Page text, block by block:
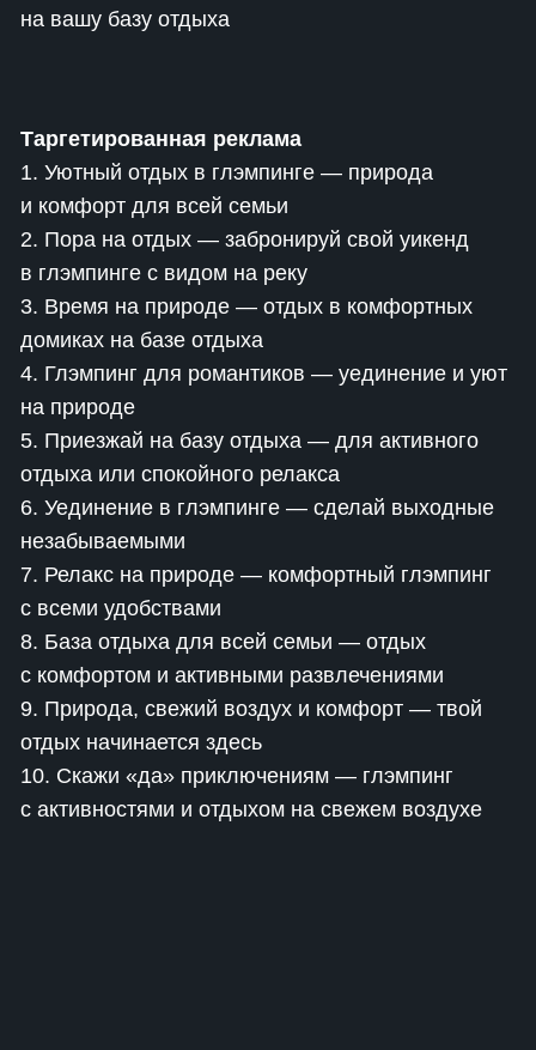
на вашу базу отдыха
Таргетированная реклама
1. Уютный отдых в глэмпинге — природа
и комфорт для всей семьи
2. Пора на отдых — забронируй свой уикенд
в глэмпинге с видом на реку
3. Время на природе — отдых в комфортных
домиках на базе отдыха
4. Глэмпинг для романтиков — уединение и уют
на природе
5. Приезжай на базу отдыха — для активного
отдыха или спокойного релакса
6. Уединение в глэмпинге — сделай выходные
незабываемыми
7. Релакс на природе — комфортный глэмпинг
с всеми удобствами
8. База отдыха для всей семьи — отдых
с комфортом и активными развлечениями
9. Природа, свежий воздух и комфорт — твой
отдых начинается здесь
10. Скажи «да» приключениям — глэмпинг
с активностями и отдыхом на свежем воздухе